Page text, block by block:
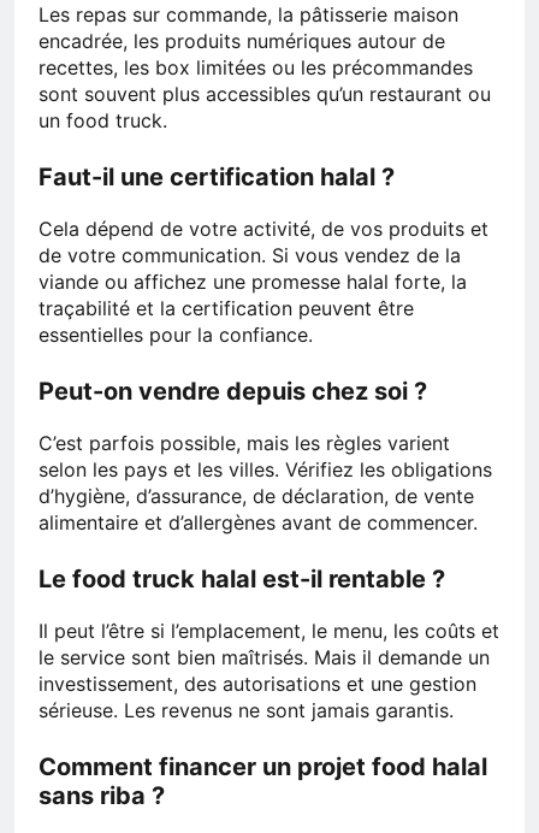
Les repas sur commande, la pâtisserie maison
encadrée, les produits numériques autour de
recettes, les box limitées ou les précommandes
sont souvent plus accessibles qu’un restaurant ou
un food truck.
Faut-il une certification halal ?
Cela dépend de votre activité, de vos produits et
de votre communication. Si vous vendez de la
viande ou affichez une promesse halal forte, la
traçabilité et la certification peuvent être
essentielles pour la confiance.
Peut-on vendre depuis chez soi ?
C’est parfois possible, mais les règles varient
selon les pays et les villes. Vérifiez les obligations
d’hygiène, d’assurance, de déclaration, de vente
alimentaire et d’allergènes avant de commencer.
Le food truck halal est-il rentable ?
Il peut l’être si l’emplacement, le menu, les coûts et
le service sont bien maîtrisés. Mais il demande un
investissement, des autorisations et une gestion
sérieuse. Les revenus ne sont jamais garantis.
Comment financer un projet food halal
sans riba ?